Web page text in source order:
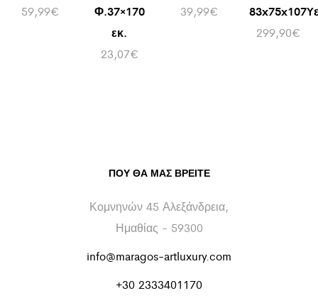
59,99€
Φ.37×170
εκ.
23,07€
39,99€
299,90€
ΠΟΥ ΘΑ ΜΑΣ ΒΡΕΊΤΕ
Κομνηνών 45 Αλεξάνδρεια,
Ημαθίας - 59300
info@maragos-artluxury.com
+30 2333401170